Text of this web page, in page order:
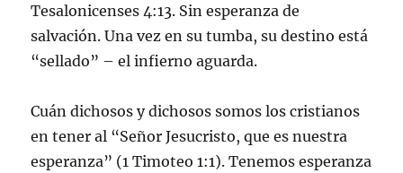
Tesalonicenses 4:13. Sin esperanza de
salvación. Una vez en su tumba, su destino está
“sellado” – el infierno aguarda.
Cuán dichosos y dichosos somos los cristianos
en tener al “Señor Jesucristo, que es nuestra
esperanza” (1 Timoteo 1:1). Tenemos esperanza